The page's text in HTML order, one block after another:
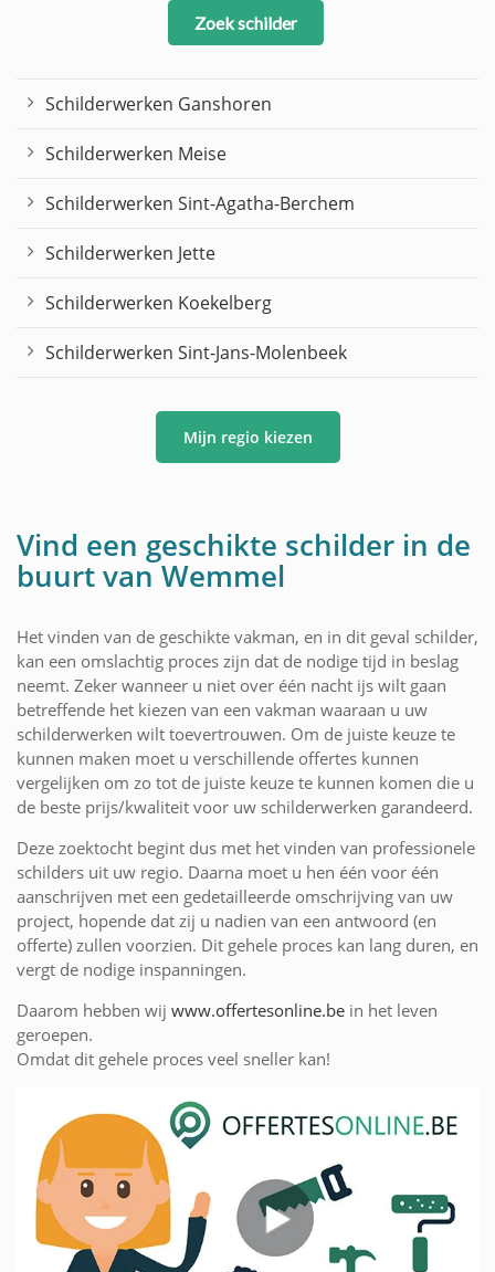
Zoek schilder
Schilderwerken Ganshoren
Schilderwerken Meise
Schilderwerken Sint-Agatha-Berchem
Schilderwerken Jette
Schilderwerken Koekelberg
Schilderwerken Sint-Jans-Molenbeek
Mijn regio kiezen
Vind een geschikte schilder in de
buurt van Wemmel
Het vinden van de geschikte vakman, en in dit geval schilder,
kan een omslachtig proces zijn dat de nodige tijd in beslag
neemt. Zeker wanneer u niet over één nacht ijs wilt gaan
betreffende het kiezen van een vakman waaraan u uw
schilderwerken wilt toevertrouwen. Om de juiste keuze te
kunnen maken moet u verschillende offertes kunnen
vergelijken om zo tot de juiste keuze te kunnen komen die u
de beste prijs/kwaliteit voor uw schilderwerken garandeerd.
Deze zoektocht begint dus met het vinden van professionele
schilders uit uw regio. Daarna moet u hen één voor één
aanschrijven met een gedetailleerde omschrijving van uw
project, hopende dat zij u nadien van een antwoord (en
offerte) zullen voorzien. Dit gehele proces kan lang duren, en
vergt de nodige inspanningen.
Daarom hebben wij www.offertesonline.be in het leven
geroepen.
Omdat dit gehele proces veel sneller kan!